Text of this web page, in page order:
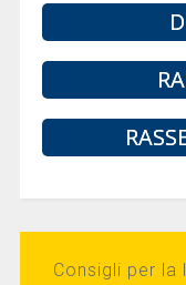
Consigli per la